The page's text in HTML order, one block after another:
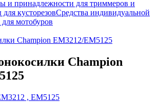
и принадлежности для триммеров и
кусторезовСредства индивидуальной
мотобуров
Champion EM3212/EM5125
Champion